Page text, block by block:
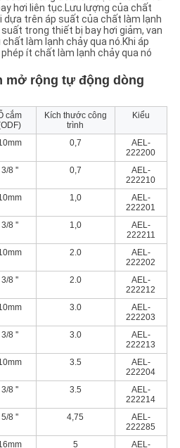
hơi liên tục.Lưu lượng của chất
dựa trên áp suất của chất làm lạnh
trong thiết bị bay hơi giảm, van
làm lạnh chảy qua nó.Khi áp
ít chất làm lạnh chảy qua nó
mở rộng tự động dòng
cắm
Kích thước công
trình
Kiểu
0,7
AEL-
222200
3/8 '' 0,7
AEL-
222210
1,0
AEL-
222201
3/8 '' 1,0
AEL-
222211
2.0
AEL-
222202
3/8 '' 2.0
AEL-
222212
3.0
AEL-
222203
3/8 '' 3.0
AEL-
222213
3.5
AEL-
222204
3/8 '' 3.5
AEL-
222214
5/8 '' 4,75
AEL-
222285
5
AEL-